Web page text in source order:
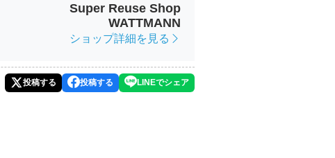
Super Reuse Shop
WATTMANN
ショップ詳細を見る
投稿する 投稿する LINEでシェア